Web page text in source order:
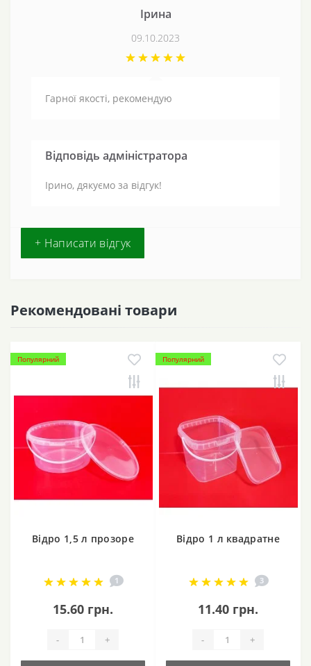
Ірина
09.10.2023
Гарної якості, рекомендую
Відповідь адміністратора
Ірино, дякуємо за відгук!
+ Написати відгук
Рекомендовані товари
Популярний
Відро 1,5 л прозоре
1
15.60 грн.
- +
Популярний
Відро 1 л квадратне
3
11.40 грн.
- +